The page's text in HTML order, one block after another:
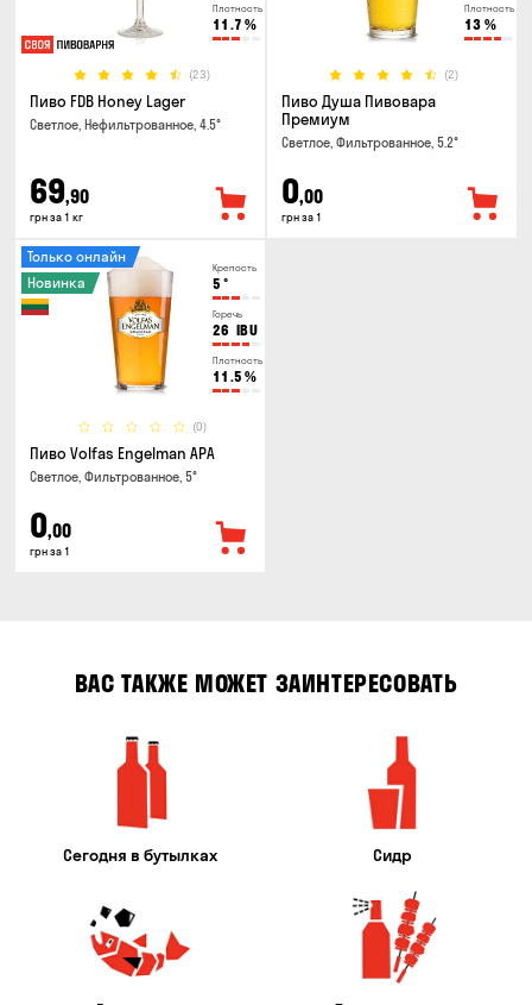
Плотность
11.7 %
(23)
Пиво FDB Honey Lager
Светлое, Нефильтрованное, 4.5°
69,90
грн за 1 кг
Плотность
13 %
(2)
Пиво Душа Пивовара
Премиум
Светлое, Фильтрованное, 5.2°
0,00
грн за 1
Крепость
5 °
Горечь
26 IBU
Плотность
11.5 %
(0)
Только онлайн
Новинка
Пиво Volfas Engelman APA
Светлое, Фильтрованное, 5°
0,00
грн за 1
ВАС ТАКЖЕ МОЖЕТ ЗАИНТЕРЕСОВАТЬ
Сегодня в бутылках Сидр